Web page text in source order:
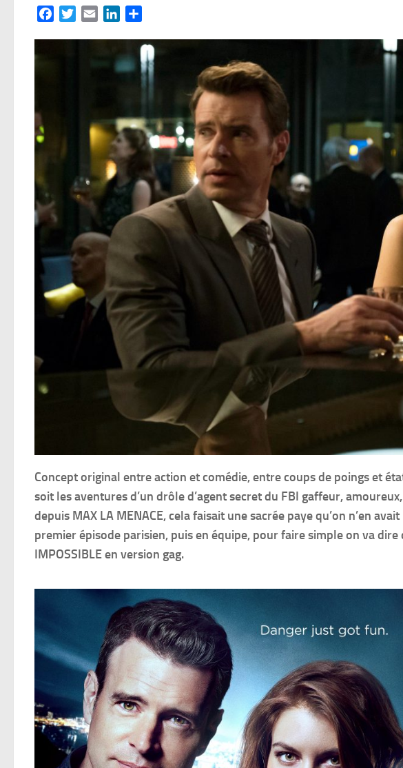
FacebookTwitterEmail LinkedIn
Concept original entre action et comédie, entre coups de poings et
soit les aventures d’un drôle d’agent secret du FBI gaffeur,
depuis MAX LA MENACE, cela faisait une sacrée paye qu’on n’en
premier épisode parisien, puis en équipe, pour faire simple on va dire
IMPOSSIBLE en version gag.